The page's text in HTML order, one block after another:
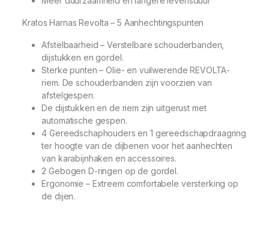
Kratos Harnas Revolta – 5 Aanhechtingspunten
Afstelbaarheid –Verstelbare schouderbanden,
dijstukken en gordel.
Sterke punten –Olie- en vuilwerende REVOLTA-
riem. Deschouderbanden zijn voorzien van
afstelgespen.
De dijstukken en de riem zijn uitgerust met
automatische gespen.
4 Gereedschaphouders en 1 gereedschapdraagring
ter hoogte van de dijbenen voor het aanhechten
van karabijnhaken en accessoires.
2 Gebogen D-ringen op de gordel.
Ergonomie – Extreem comfortabele versterking op
de dijen.